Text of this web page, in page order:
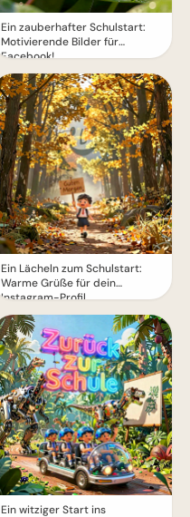
Ein zauberhafter Schulstart:
Motivierende Bilder für
Facebook!
Ein Lächeln zum Schulstart:
Warme Grüße für dein
Instagram-Profil
Ein witziger Start ins